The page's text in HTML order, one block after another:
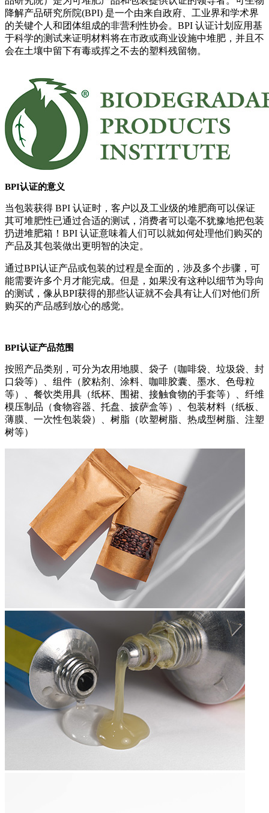
降解产品研究所院(BPI) 是一个由来自政府、工业界和学术界
的关键个人和团体组成的非营利性协会。BPI 认证计划应用基
于科学的测试来证明材料将在市政或商业设施中堆肥，并且不
会在土壤中留下有毒或挥之不去的塑料残留物。
BPI认证的意义
当包装获得 BPI 认证时，客户以及工业级的堆肥商可以保证
其可堆肥性已通过合适的测试，消费者可以毫不犹豫地把包装
扔进堆肥箱！BPI 认证意味着人们可以就如何处理他们购买的
产品及其包装做出更明智的决定。
通过BPI认证产品或包装的过程是全面的，涉及多个步骤，可
能需要许多个月才能完成。但是，如果没有这种以细节为导向
的测试，像从BPI获得的那些认证就不会具有让人们对他们所
购买的产品感到放心的感觉。
BPI认证产品范围
按照产品类别，可分为农用地膜、袋子（咖啡袋、垃圾袋、封
口袋等）、组件（胶粘剂、涂料、咖啡胶囊、墨水、色母粒
等）、餐饮类用具（纸杯、围裙、接触食物的手套等）、纤维
模压制品（食物容器、托盘、披萨盒等）、包装材料（纸板、
薄膜、一次性包装袋）、树脂（吹塑树脂、热成型树脂、注塑
树等）